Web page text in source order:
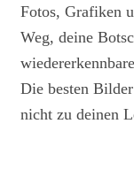
Fotos, Grafiken
Weg, deine
Die besten
nicht zu deinen